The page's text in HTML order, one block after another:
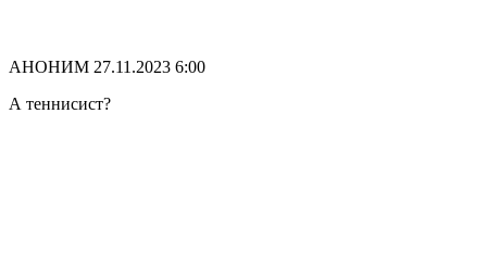
АНОНИМ 27.11.2023 6:00
А теннисист?